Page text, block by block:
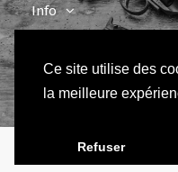
Ce site utilise des
la meilleure
Refuser
Info
Une création DGS